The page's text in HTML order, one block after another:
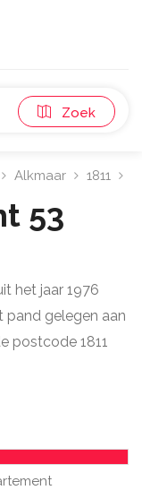
Zoek
Alkmaar 1811
53
het jaar 1976
pand gelegen aan
postcode 1811